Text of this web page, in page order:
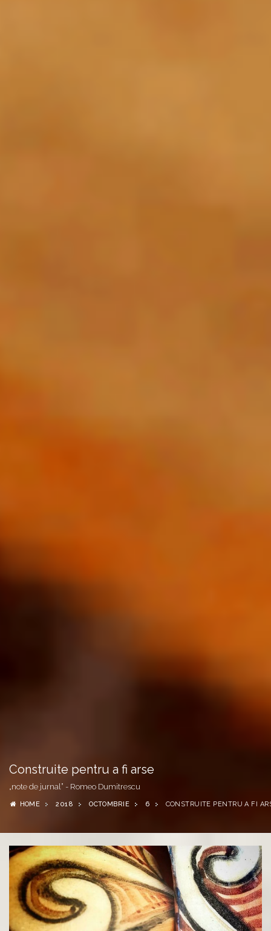
Construite pentru a fi arse
„note de jurnal” - Romeo Dumitrescu
HOME 2018 OCTOMBRIE 6 CONSTRUITE PENTRU A FI